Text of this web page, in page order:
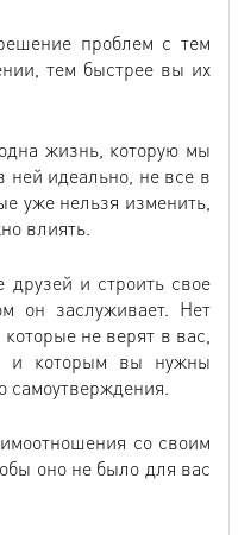
проблем с тем
тем быстрее вы их
жизнь, которую мы
ней идеально, не все в
уже нельзя изменить,
влиять.
и строить свое
он заслуживает. Нет
не верят в вас,
и которым вы нужны
самоутверждения.
со своим
оно не было для вас